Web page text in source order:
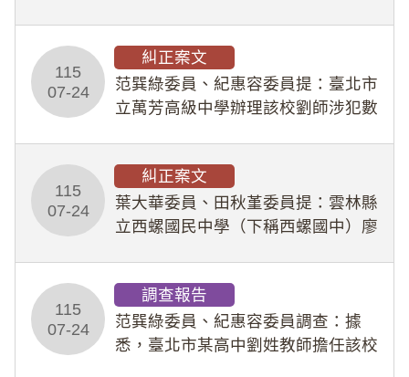
人員保障法」及「職業安全衛生法」
所定維護公務人員
115
07-24
糾正案文
范巽綠委員、紀惠容委員提：臺北市
立萬芳高級中學辦理該校劉師涉犯數
業把關與糾錯功能，不僅首份調查報
告漏未審酌師生不
115
07-24
糾正案文
葉大華委員、田秋堇委員提：雲林縣
立西螺國民中學（下稱西螺國中）廖
教羽球隊學生等行為，歷經該校校園
事件處理會議（下
115
07-24
調查報告
范巽綠委員、紀惠容委員調查：據
悉，臺北市某高中劉姓教師擔任該校